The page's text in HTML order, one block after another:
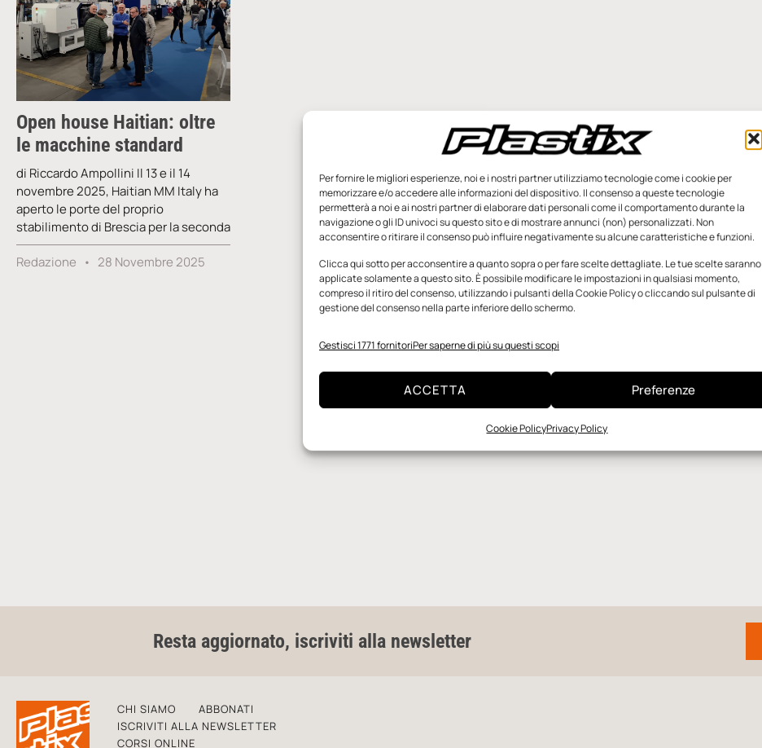
Per fornire le migliori esperienze, noi e i nostri partner utilizziamo tecnologie come i cookie per
memorizzare e/o accedere alle informazioni del dispositivo. Il consenso a queste tecnologie
permetterà a noi e ai nostri partner di elaborare dati personali come il comportamento durante la
navigazione o gli ID univoci su questo sito e di mostrare annunci (non) personalizzati. Non
acconsentire o ritirare il consenso può influire negativamente su alcune caratteristiche e funzioni.
Clicca qui sotto per acconsentire a quanto sopra o per fare scelte dettagliate. Le tue scelte saranno
applicate solamente a questo sito. È possibile modificare le impostazioni in qualsiasi momento,
compreso il ritiro del consenso, utilizzando i pulsanti della Cookie Policy o cliccando sul pulsante di
gestione del consenso nella parte inferiore dello schermo.
Gestisci 1771 fornitoriPer saperne di più su questi scopi
ACCETTA Preferenze
Cookie PolicyPrivacy Policy
Open house Haitian: oltre
le macchine standard
di Riccardo Ampollini Il 13 e il 14
novembre 2025, Haitian MM Italy ha
aperto le porte del proprio
stabilimento di Brescia per la seconda
Redazione 28 Novembre 2025
Resta aggiornato, iscriviti alla newsletter
CHI SIAMO
ABBONATI
ISCRIVITI ALLA NEWSLETTER
CORSI ONLINE